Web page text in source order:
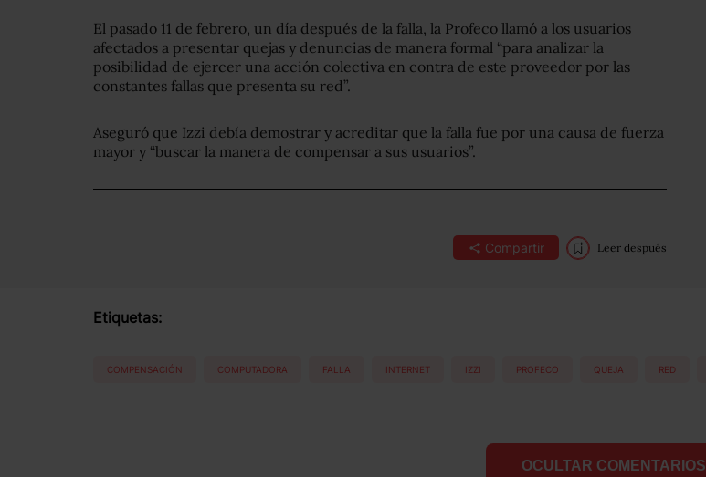
El pasado 11 de febrero, un día después de la falla, la Profeco llamó a los usuarios
afectados a presentar quejas y denuncias de manera formal “para analizar la
posibilidad de ejercer una acción colectiva en contra de este proveedor por las
constantes fallas que presenta su red”.
Aseguró que Izzi debía demostrar y acreditar que la falla fue por una causa de fuerza
mayor y “buscar la manera de compensar a sus usuarios”.
Compartir Leer después
Etiquetas:
COMPENSACIÓN COMPUTADORA FALLA INTERNET IZZI PROFECO QUEJA RED
OCULTAR COMENTARIOS